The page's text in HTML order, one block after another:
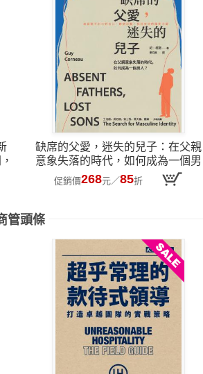
缺席的父愛，迷失的兒子：在父親
意象失落的時代，如何成為一個男
人？
促銷價268元／85折
管頭條